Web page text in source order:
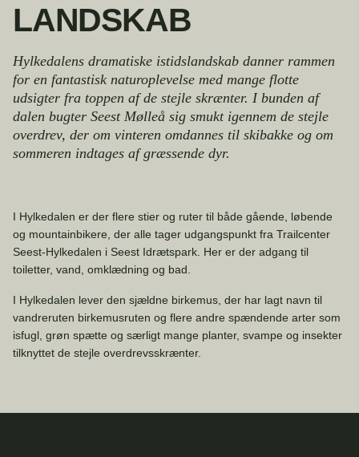
LANDSKAB
Hylkedalens dramatiske istidslandskab danner rammen
for en fantastisk naturoplevelse med mange flotte
udsigter fra toppen af de stejle skrænter. I bunden af
dalen bugter Seest Mølleå sig smukt igennem de stejle
overdrev, der om vinteren omdannes til skibakke og om
sommeren indtages af græssende dyr.
I Hylkedalen er der flere stier og ruter til både gående, løbende
og mountainbikere, der alle tager udgangspunkt fra Trailcenter
Seest-Hylkedalen i Seest Idrætspark. Her er der adgang til
toiletter, vand, omklædning og bad.
I Hylkedalen lever den sjældne birkemus, der har lagt navn til
vandreruten birkemusruten og flere andre spændende arter som
isfugl, grøn spætte og særligt mange planter, svampe og insekter
tilknyttet de stejle overdrevsskrænter.